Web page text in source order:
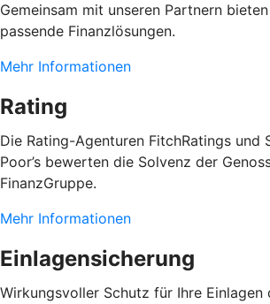
Gemeinsam mit unseren Partnern
passende Finanzlösungen.
Mehr Informationen
Rating
Die Rating-Agenturen FitchRatings und
Poor’s bewerten die Solvenz der
FinanzGruppe.
Mehr Informationen
Einlagensicherung
Wirkungsvoller Schutz für Ihre Einlagen